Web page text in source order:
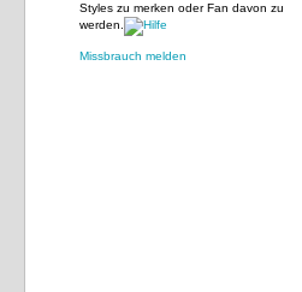
Styles zu merken oder Fan davon zu
werden.
Missbrauch melden